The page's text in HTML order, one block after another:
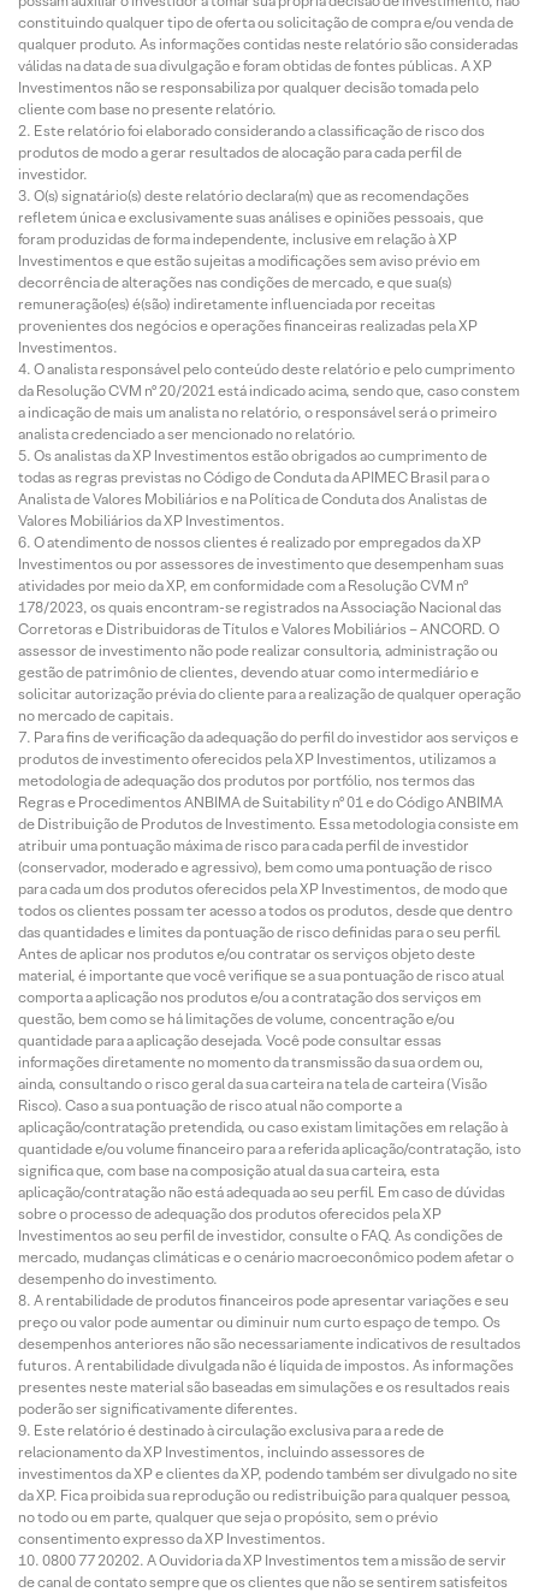
constituindo qualquer tipo de oferta ou solicitação de compra e/ou venda de
qualquer produto. As informações contidas neste relatório são consideradas
válidas na data de sua divulgação e foram obtidas de fontes públicas. A XP
Investimentos não se responsabiliza por qualquer decisão tomada pelo
cliente com base no presente relatório.
Este relatório foi elaborado considerando a classificação de risco dos
produtos de modo a gerar resultados de alocação para cada perfil de
investidor.
O(s) signatário(s) deste relatório declara(m) que as recomendações
refletem única e exclusivamente suas análises e opiniões pessoais, que
foram produzidas de forma independente, inclusive em relação à XP
Investimentos e que estão sujeitas a modificações sem aviso prévio em
decorrência de alterações nas condições de mercado, e que sua(s)
remuneração(es) é(são) indiretamente influenciada por receitas
provenientes dos negócios e operações financeiras realizadas pela XP
Investimentos.
O analista responsável pelo conteúdo deste relatório e pelo cumprimento
da Resolução CVM nº 20/2021 está indicado acima, sendo que, caso constem
a indicação de mais um analista no relatório, o responsável será o primeiro
analista credenciado a ser mencionado no relatório.
Os analistas da XP Investimentos estão obrigados ao cumprimento de
todas as regras previstas no Código de Conduta da APIMEC Brasil para o
Analista de Valores Mobiliários e na Política de Conduta dos Analistas de
Valores Mobiliários da XP Investimentos.
O atendimento de nossos clientes é realizado por empregados da XP
Investimentos ou por assessores de investimento que desempenham suas
atividades por meio da XP, em conformidade com a Resolução CVM nº
178/2023, os quais encontram-se registrados na Associação Nacional das
Corretoras e Distribuidoras de Títulos e Valores Mobiliários – ANCORD. O
assessor de investimento não pode realizar consultoria, administração ou
gestão de patrimônio de clientes, devendo atuar como intermediário e
solicitar autorização prévia do cliente para a realização de qualquer operação
no mercado de capitais.
Para fins de verificação da adequação do perfil do investidor aos serviços e
produtos de investimento oferecidos pela XP Investimentos, utilizamos a
metodologia de adequação dos produtos por portfólio, nos termos das
Regras e Procedimentos ANBIMA de Suitability nº 01 e do Código ANBIMA
de Distribuição de Produtos de Investimento. Essa metodologia consiste em
atribuir uma pontuação máxima de risco para cada perfil de investidor
(conservador, moderado e agressivo), bem como uma pontuação de risco
para cada um dos produtos oferecidos pela XP Investimentos, de modo que
todos os clientes possam ter acesso a todos os produtos, desde que dentro
das quantidades e limites da pontuação de risco definidas para o seu perfil.
Antes de aplicar nos produtos e/ou contratar os serviços objeto deste
material, é importante que você verifique se a sua pontuação de risco atual
comporta a aplicação nos produtos e/ou a contratação dos serviços em
questão, bem como se há limitações de volume, concentração e/ou
quantidade para a aplicação desejada. Você pode consultar essas
informações diretamente no momento da transmissão da sua ordem ou,
ainda, consultando o risco geral da sua carteira na tela de carteira (Visão
Risco). Caso a sua pontuação de risco atual não comporte a
aplicação/contratação pretendida, ou caso existam limitações em relação à
quantidade e/ou volume financeiro para a referida aplicação/contratação, isto
significa que, com base na composição atual da sua carteira, esta
aplicação/contratação não está adequada ao seu perfil. Em caso de dúvidas
sobre o processo de adequação dos produtos oferecidos pela XP
Investimentos ao seu perfil de investidor, consulte o FAQ. As condições de
mercado, mudanças climáticas e o cenário macroeconômico podem afetar o
desempenho do investimento.
A rentabilidade de produtos financeiros pode apresentar variações e seu
preço ou valor pode aumentar ou diminuir num curto espaço de tempo. Os
desempenhos anteriores não são necessariamente indicativos de resultados
futuros. A rentabilidade divulgada não é líquida de impostos. As informações
presentes neste material são baseadas em simulações e os resultados reais
poderão ser significativamente diferentes.
Este relatório é destinado à circulação exclusiva para a rede de
relacionamento da XP Investimentos, incluindo assessores de
investimentos da XP e clientes da XP, podendo também ser divulgado no site
da XP. Fica proibida sua reprodução ou redistribuição para qualquer pessoa,
no todo ou em parte, qualquer que seja o propósito, sem o prévio
consentimento expresso da XP Investimentos.
0800 77 20202. A Ouvidoria da XP Investimentos tem a missão de servir
de canal de contato sempre que os clientes que não se sentirem satisfeitos